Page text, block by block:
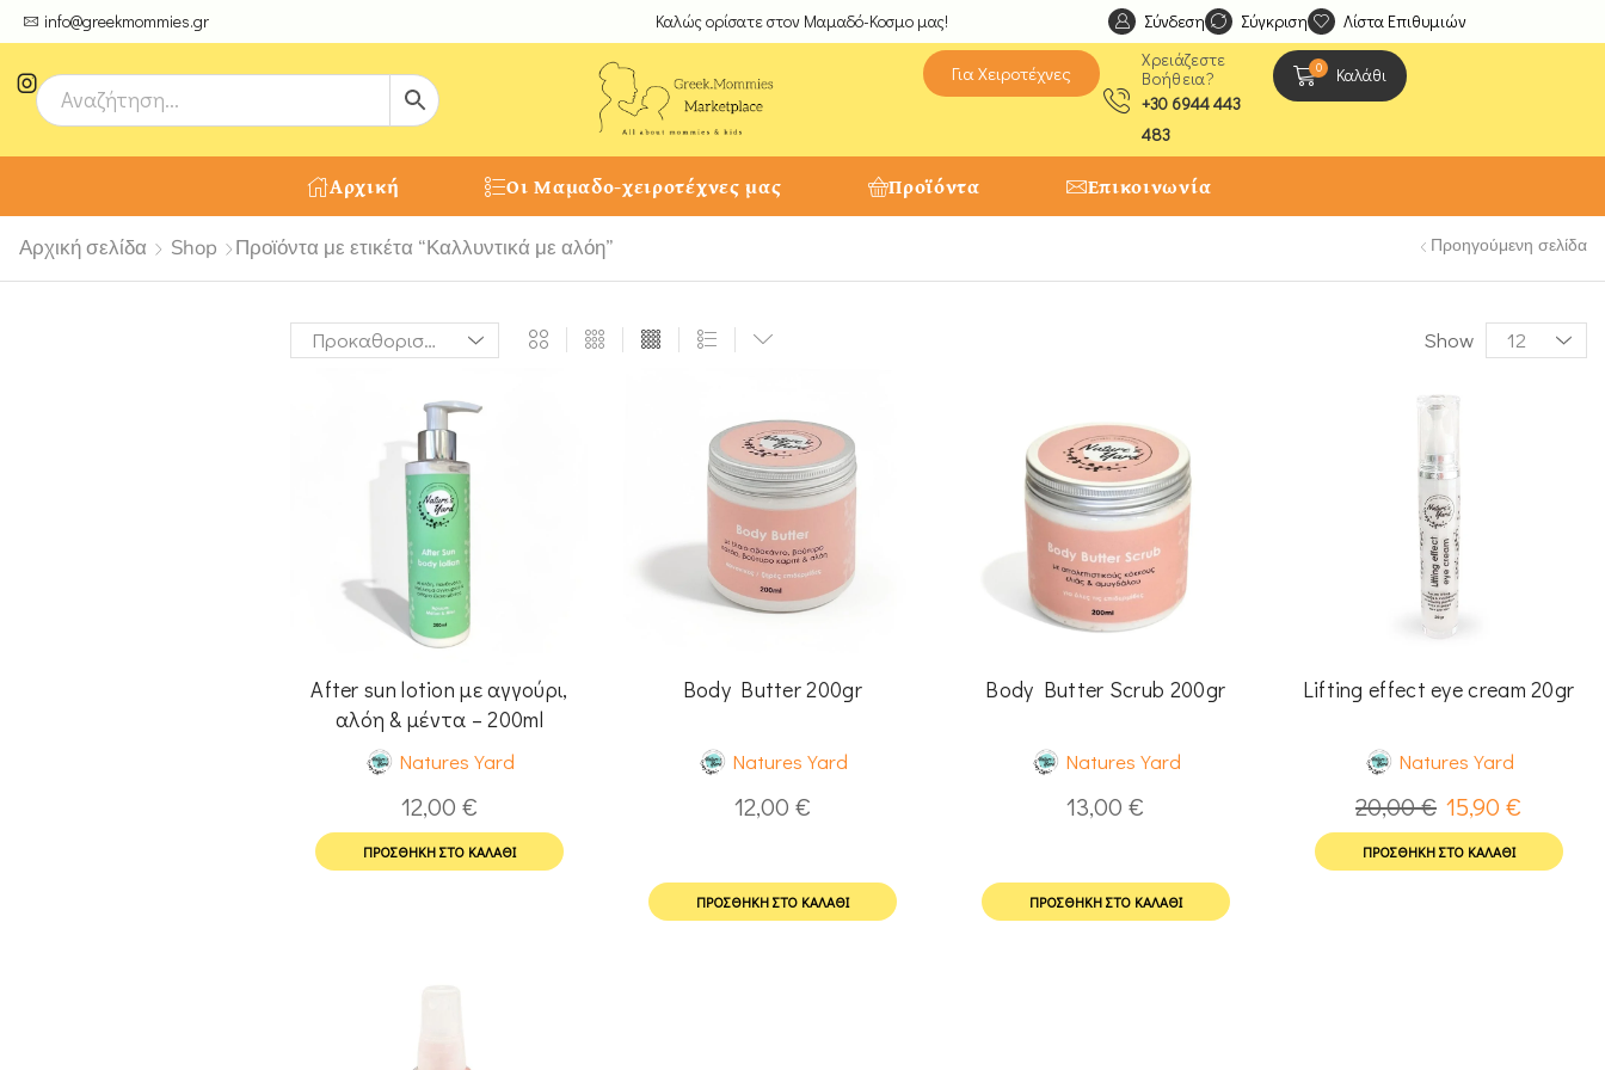
info@greekmommies.gr
μοναδικές δημιουργίες από τους Χειροτέχνες μας! Καλώς ορίσατε στον Μαμαδό-Κοσμο μας! Ανακαλύψτε μοναδικές δημιουργίες από τους
Σύνδεση Σύγκριση Λίστα Επιθυμιών
Για Χειροτέχνες
Χρειάζεστε
Βοήθεια?
+30 6944 443
483
0 Καλάθι
Αρχική Οι Μαμαδο-χειροτέχνες μας Προϊόντα Επικοινωνία
Αρχική σελίδα Shop Προϊόντα με ετικέτα “Καλλυντικά με αλόη” Προηγούμενη σελίδα
Show
After sun lotion με αγγούρι,
αλόη & μέντα – 200ml
Natures Yard
12,00 €
ΠΡΟΣΘΉΚΗ ΣΤΟ ΚΑΛΆΘΙ
Body Butter 200gr
Natures Yard
12,00 €
ΠΡΟΣΘΉΚΗ ΣΤΟ ΚΑΛΆΘΙ
Body Butter Scrub 200gr
Natures Yard
13,00€
ΠΡΟΣΘΉΚΗ ΣΤΟ ΚΑΛΆΘΙ
Lifting effect eye cream 20gr
Natures Yard
20,00€ 15,90€
ΠΡΟΣΘΉΚΗ ΣΤΟ ΚΑΛΆΘΙ